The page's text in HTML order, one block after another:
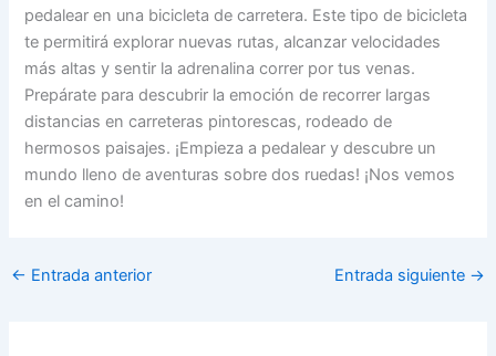
pedalear en una bicicleta de carretera. Este tipo de bicicleta
te permitirá explorar nuevas rutas, alcanzar velocidades
más altas y sentir la adrenalina correr por tus venas.
Prepárate para descubrir la emoción de recorrer largas
distancias en carreteras pintorescas, rodeado de
hermosos paisajes. ¡Empieza a pedalear y descubre un
mundo lleno de aventuras sobre dos ruedas! ¡Nos vemos
en el camino!
← Entrada anterior Entrada siguiente →